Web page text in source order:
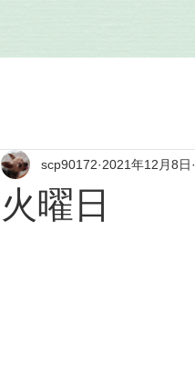
火曜日
scp90172 2021年12月8日